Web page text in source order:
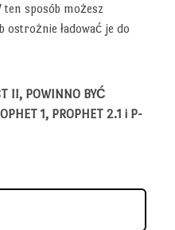
ten sposób możesz
ostrożnie ładować je do
II, POWINNO BYĆ
1, PROPHET 2.1 i P-